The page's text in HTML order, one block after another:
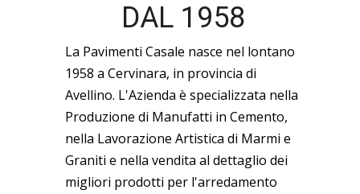
DAL 1958
La Pavimenti Casale nasce nel lontano
1958 a Cervinara, in provincia di
Avellino. L'Azienda è specializzata nella
Produzione di Manufatti in Cemento,
nella Lavorazione Artistica di Marmi e
Graniti e nella vendita al dettaglio dei
migliori prodotti per l'arredamento